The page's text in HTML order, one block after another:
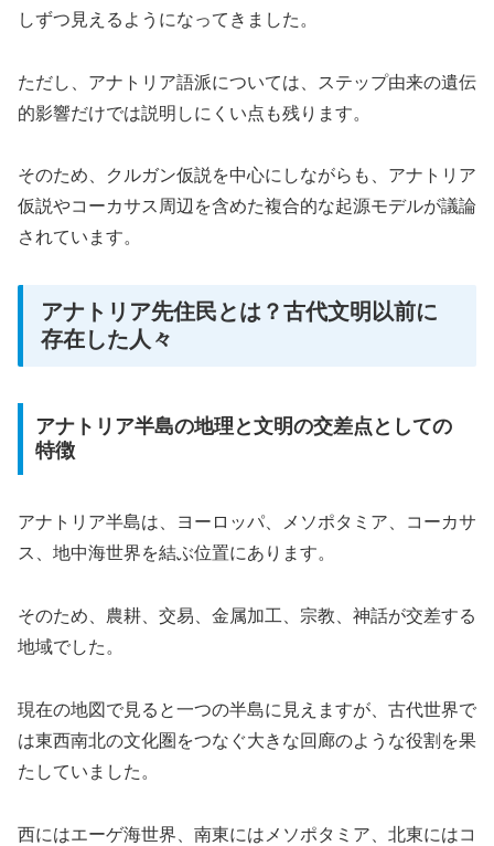
しずつ見えるようになってきました。
ただし、アナトリア語派については、ステップ由来の遺伝
的影響だけでは説明しにくい点も残ります。
そのため、クルガン仮説を中心にしながらも、アナトリア
仮説やコーカサス周辺を含めた複合的な起源モデルが議論
されています。
アナトリア先住民とは？古代文明以前に
存在した人々
アナトリア半島の地理と文明の交差点としての
特徴
アナトリア半島は、ヨーロッパ、メソポタミア、コーカサ
ス、地中海世界を結ぶ位置にあります。
そのため、農耕、交易、金属加工、宗教、神話が交差する
地域でした。
現在の地図で見ると一つの半島に見えますが、古代世界で
は東西南北の文化圏をつなぐ大きな回廊のような役割を果
たしていました。
西にはエーゲ海世界、南東にはメソポタミア、北東にはコ